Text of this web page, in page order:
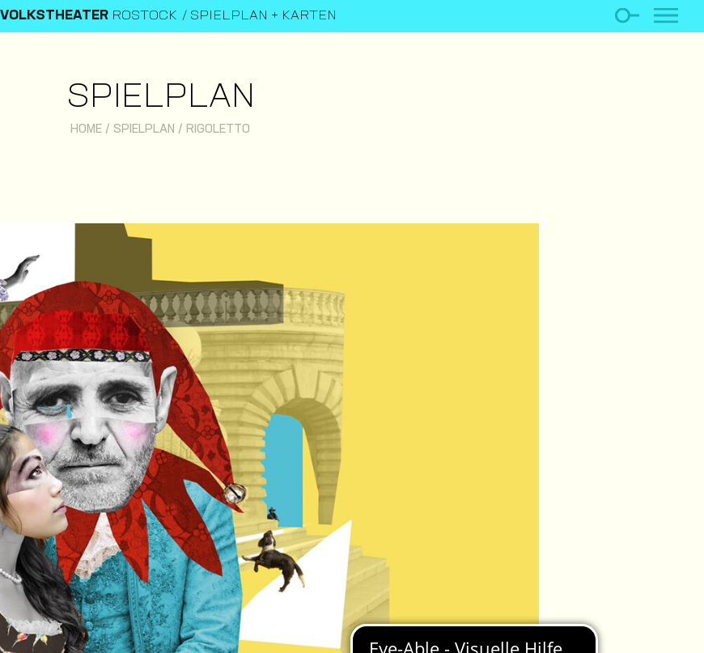
VOLKSTHEATER ROSTOCK SPIELPLAN + KARTEN
SPIELPLAN
HOME / SPIELPLAN / RIGOLETTO